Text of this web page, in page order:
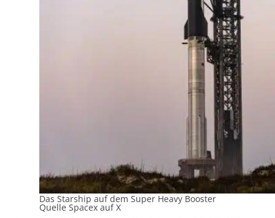
Das Starship auf dem Super Heavy Booster
Quelle Spacex auf X